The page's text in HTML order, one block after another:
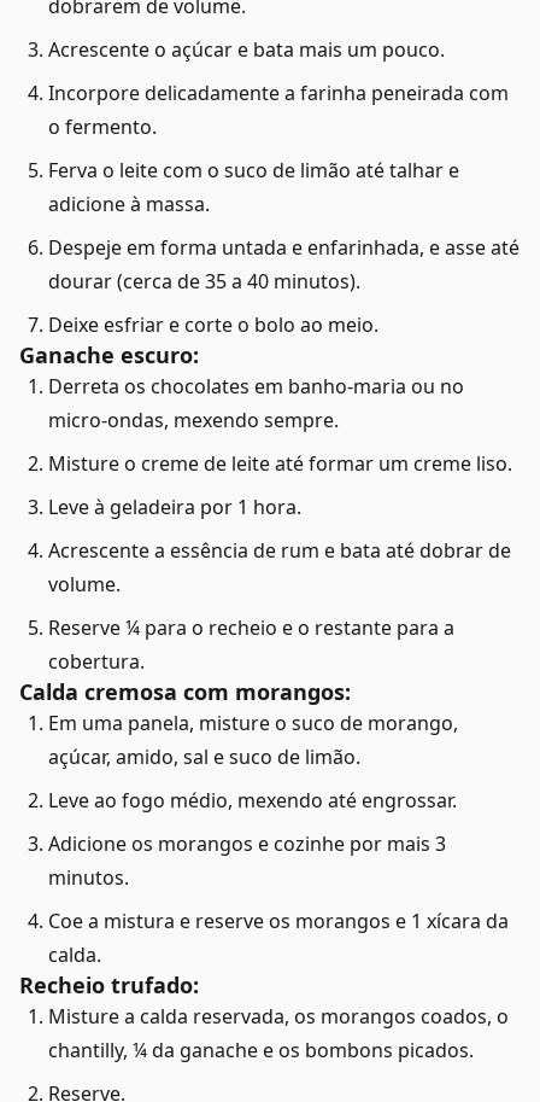
dobrarem de volume.
Acrescente o açúcar e bata mais um pouco.
Incorpore delicadamente a farinha peneirada com
o fermento.
Ferva o leite com o suco de limão até talhar e
adicione à massa.
Despeje em forma untada e enfarinhada, e asse até
dourar (cerca de 35 a 40 minutos).
Deixe esfriar e corte o bolo ao meio.
Ganache escuro:
Derreta os chocolates em banho-maria ou no
micro-ondas, mexendo sempre.
Misture o creme de leite até formar um creme liso.
Leve à geladeira por 1 hora.
Acrescente a essência de rum e bata até dobrar de
volume.
Reserve ¼ para o recheio e o restante para a
cobertura.
Calda cremosa com morangos:
Em uma panela, misture o suco de morango,
açúcar, amido, sal e suco de limão.
Leve ao fogo médio, mexendo até engrossar.
Adicione os morangos e cozinhe por mais 3
minutos.
Coe a mistura e reserve os morangos e 1 xícara da
calda.
Recheio trufado:
Misture a calda reservada, os morangos coados, o
chantilly, ¼ da ganache e os bombons picados.
Reserve.